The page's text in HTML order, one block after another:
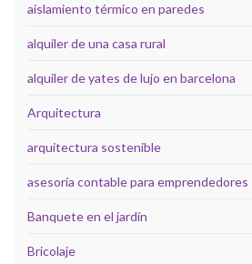
aislamiento térmico en paredes
alquiler de una casa rural
alquiler de yates de lujo en barcelona
Arquitectura
arquitectura sostenible
asesoría contable para emprendedores
Banquete en el jardín
Bricolaje